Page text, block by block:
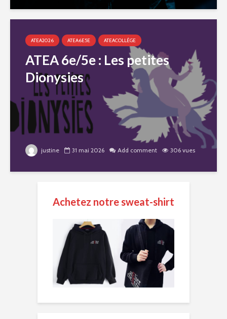
ATEA2026 ATEA6E5E ATEACOLLÈGE
ATEA 6e/5e : Les petites
Dionysies
justine 31 mai 2026 Add comment 306 vues
Achetez notre sweat-shirt